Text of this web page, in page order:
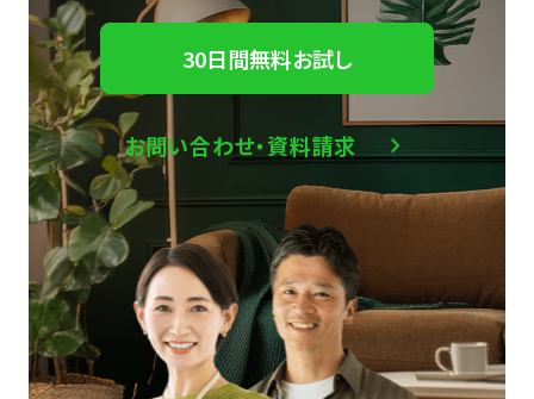
30日間無料お試し
お問い合わせ・資料請求